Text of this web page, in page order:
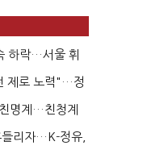
하락…서울 휘
제로 노력"…정
명계…친청계
들리자…K-정유,